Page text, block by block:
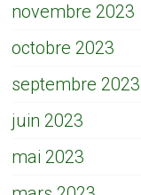
novembre 2023
octobre 2023
septembre 2023
juin 2023
mai 2023